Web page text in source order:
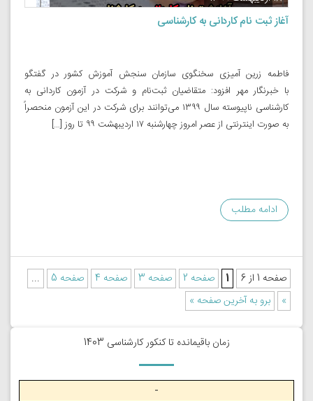
آغاز ثبت نام کاردانی به کارشناسی
فاطمه زرین آمیزی سخنگوی سازمان سنجش آموزش کشور در گفتگو
با خبرنگار مهر افزود: متقاضیان ثبت‌نام و شرکت در آزمون کاردانی به
کارشناسی ناپیوسته سال ۱۳۹۹ می‌توانند برای شرکت در این آزمون منحصراً
به صورت اینترنتی از عصر امروز چهارشنبه ۱۷ اردیبهشت ۹۹ تا روز […]
ادامه مطلب
صفحه 1 از 6 1 صفحه 2 صفحه 3 صفحه 4 صفحه 5
...
»
برو به آخرین صفحه »
زمان باقیمانده تا کنکور کارشناسی 1403
-